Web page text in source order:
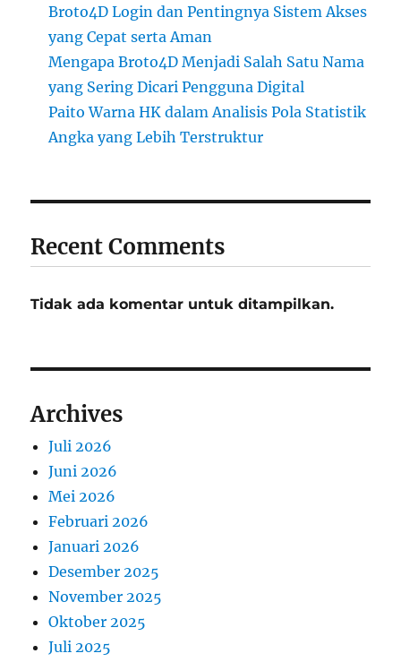
Broto4D Login dan Pentingnya Sistem Akses
yang Cepat serta Aman
Mengapa Broto4D Menjadi Salah Satu Nama
yang Sering Dicari Pengguna Digital
Paito Warna HK dalam Analisis Pola Statistik
Angka yang Lebih Terstruktur
Recent Comments
Tidak ada komentar untuk ditampilkan.
Archives
Juli 2026
Juni 2026
Mei 2026
Februari 2026
Januari 2026
Desember 2025
November 2025
Oktober 2025
Juli 2025